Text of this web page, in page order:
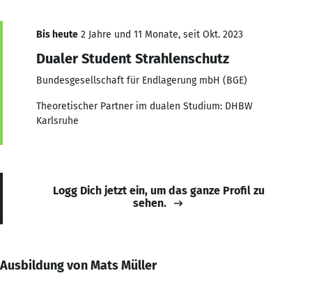
Bis heute 2 Jahre und 11 Monate, seit Okt. 2023
Dualer Student Strahlenschutz
Bundesgesellschaft für Endlagerung mbH (BGE)
Theoretischer Partner im dualen Studium: DHBW
Karlsruhe
Logg Dich jetzt ein, um das ganze Profil zu
sehen.
Ausbildung von Mats Müller